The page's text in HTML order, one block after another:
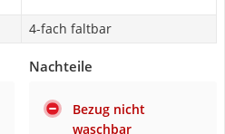
4-fach faltbar
Nachteile
Bezug nicht
waschbar